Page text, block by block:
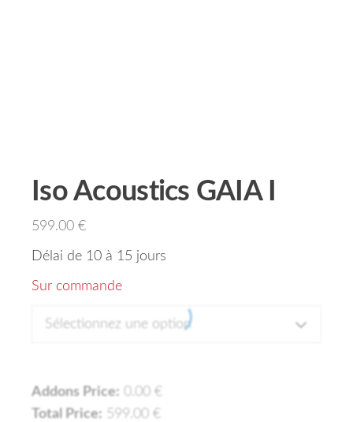
Iso Acoustics GAIA I
599.00 €
Délai de 10 à 15 jours
Sur commande
Sélectionnez une option
Addons Price: 0.00 €
Total Price: 599.00 €